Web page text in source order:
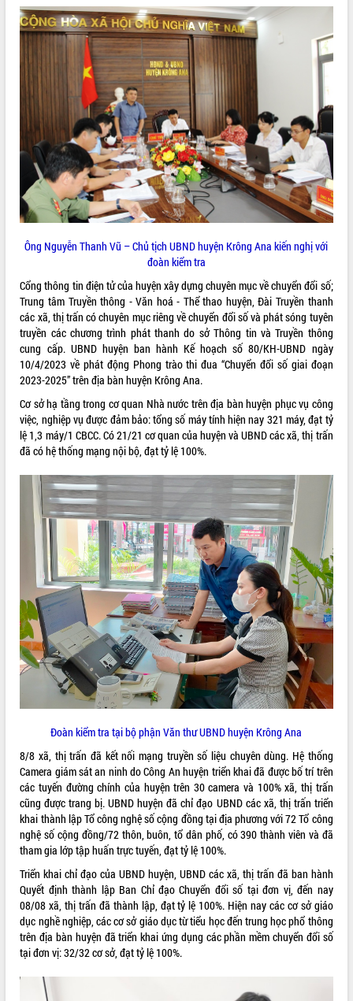
ALBUM ẢNH
LIÊN KẾT WEB
Hôm nay: 18113
Tất cả:
66030853
Ông Nguyễn Thanh Vũ – Chủ tịch UBND huyện Krông Ana kiến nghị với
đoàn kiểm tra
Cổng thông tin điện tử của huyện xây dựng chuyên mục về chuyển đổi số;
Trung tâm Truyền thông - Văn hoá - Thể thao huyện, Đài Truyền thanh
các xã, thị trấn có chuyên mục riêng về chuyển đổi số và phát sóng tuyên
truyền các chương trình phát thanh do sở Thông tin và Truyền thông
cung cấp. UBND huyện ban hành Kế hoạch số 80/KH-UBND ngày
10/4/2023 về phát động Phong trào thi đua “Chuyển đổi số giai đoạn
2023-2025” trên địa bàn huyện Krông Ana.
Cơ sở hạ tầng trong cơ quan Nhà nước trên địa bàn huyện phục vụ công
việc, nghiệp vụ được đảm bảo: tổng số máy tính hiện nay 321 máy, đạt tỷ
lệ 1,3 máy/1 CBCC. Có 21/21 cơ quan của huyện và UBND các xã, thị trấn
đã có hệ thống mạng nội bộ, đạt tỷ lệ 100%.
Đoàn kiểm tra tại bộ phận Văn thư UBND huyện Krông Ana
8/8 xã, thị trấn đã kết nối mạng truyền số liệu chuyên dùng. Hệ thống
Camera giám sát an ninh do Công An huyện triển khai đã được bố trí trên
các tuyến đường chính của huyện trên 30 camera và 100% xã, thị trấn
cũng được trang bị. UBND huyện đã chỉ đạo UBND các xã, thị trấn triển
khai thành lập Tổ công nghệ số cộng đồng tại địa phương với 72 Tổ công
nghệ số cộng đồng/72 thôn, buôn, tổ dân phố, có 390 thành viên và đã
tham gia lớp tập huấn trực tuyến, đạt tỷ lệ 100%.
Triển khai chỉ đạo của UBND huyện, UBND các xã, thị trấn đã ban hành
Quyết định thành lập Ban Chỉ đạo Chuyển đổi số tại đơn vị, đến nay
08/08 xã, thị trấn đã thành lập, đạt tỷ lệ 100%. Hiện nay các cơ sở giáo
dục nghề nghiệp, các cơ sở giáo dục từ tiểu học đến trung học phổ thông
trên địa bàn huyện đã triển khai ứng dụng các phần mềm chuyển đổi số
tại đơn vị: 32/32 cơ sở, đạt tỷ lệ 100%.